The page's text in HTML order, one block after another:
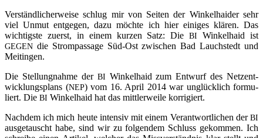
Ver­ständ­li­cher­wei­se schlug mir von Sei­ten der Win­kel­hai­der sehr
viel Unmut ent­ge­gen, dazu möch­te ich hier eini­ges klä­ren. Das
wich­tigs­te zuerst, in einem kur­zen Satz: DieBI Win­kel­haid ist
GEGEN die Strom­pas­sa­ge Süd-Ost zwi­schen Bad Lauch­stedt und
Meitingen.
Die Stel­lung­nah­me der BI Win­kel­haid zum Ent­wurf des Netz­ent­
wick­lungs­plans (NEP) vom 16. April 2014 war unglück­lich for­mu­
liert. Die BI Win­kel­haid hat das mitt­ler­wei­le korrigiert.
Nach­dem ich mich heu­te inten­siv mit einem Ver­ant­wort­li­chen derBI
aus­ge­tauscht habe, sind wir zu fol­gen­dem Schluss gekom­men. Ich